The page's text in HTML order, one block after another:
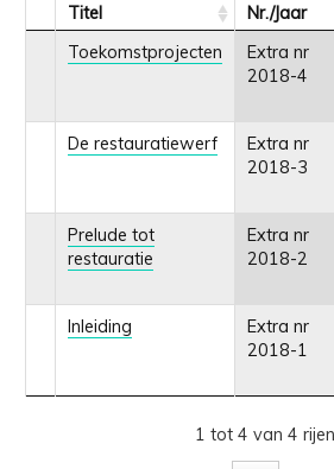
Titel Nr./Jaar
Toekomstprojecten
Extra nr
2018-4
De restauratiewerf
Extra nr
2018-3
Prelude tot
restauratie
Extra nr
2018-2
Inleiding
Extra nr
2018-1
1 tot 4 van 4